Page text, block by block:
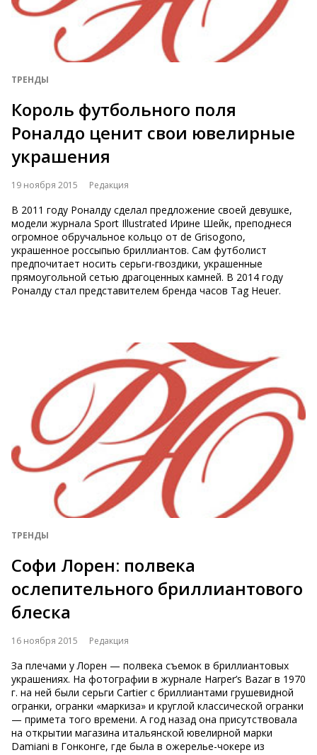
ТРЕНДЫ
Король футбольного поля
Роналдо ценит свои ювелирные
украшения
19 ноября 2015 Редакция
В 2011 году Роналду сделал предложение своей девушке,
модели журнала Sport Illustrated Ирине Шейк, преподнеся
огромное обручальное кольцо от de Grisogono,
украшенное россыпью бриллиантов. Сам футболист
предпочитает носить серьги-гвоздики, украшенные
прямоугольной сетью драгоценных камней. В 2014 году
Роналду стал представителем бренда часов Tag Heuer.
ТРЕНДЫ
Софи Лорен: полвека
ослепительного бриллиантового
блеска
16 ноября 2015 Редакция
За плечами у Лорен — полвека съемок в бриллиантовых
украшениях. На фотографии в журнале Harper’s Bazar в 1970
г. на ней были серьги Cartier с бриллиантами грушевидной
огранки, огранки «маркиза» и круглой классической огранки
— примета того времени. А год назад она присутствовала
на открытии магазина итальянской ювелирной марки
Damiani в Гонконге, где была в ожерелье-чокере из